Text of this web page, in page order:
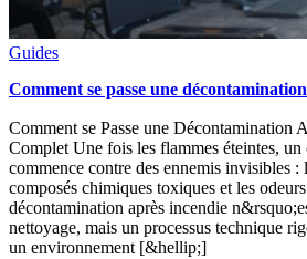
Guides
Comment se passe une
Comment se Passe une Décontamination
Complet Une fois les flammes éteintes,
commence contre des ennemis invisibles :
composés chimiques toxiques et les
décontamination après incendie
nettoyage, mais un processus technique
un environnement [&hellip;]